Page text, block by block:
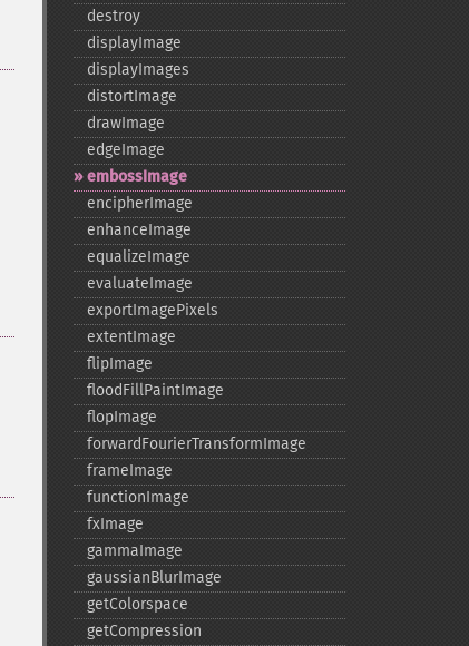
destroy
displayImage
displayImages
distortImage
drawImage
edgeImage
embossImage
encipherImage
enhanceImage
equalizeImage
evaluateImage
exportImagePixels
extentImage
flipImage
floodFillPaintImage
flopImage
forwardFourierTransformImage
frameImage
functionImage
fxImage
gammaImage
gaussianBlurImage
getColorspace
getCompression